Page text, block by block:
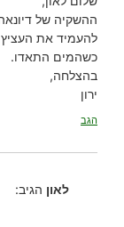
ההשקיה של
כשהמים התאדו.
בהצלחה,
ירון
הגב
לאון הגיב: